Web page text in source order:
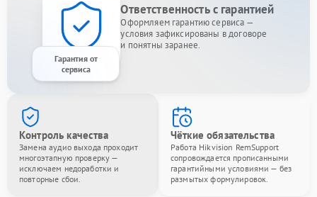
Гарантия от
сервиса
Ответственность с гарантией
Оформляем гарантию сервиса —
условия зафиксированы в договоре
и понятны заранее.
Контроль качества
Замена аудио выхода проходит
многоэтапную проверку —
исключаем недоработки и
повторные сбои.
Чёткие обязательства
Работа Hikvision RemSupport
сопровождается прописанными
гарантийными условиями — без
размытых формулировок.